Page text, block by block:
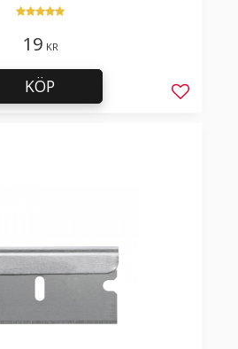
19 KR
Lägg till
KÖP